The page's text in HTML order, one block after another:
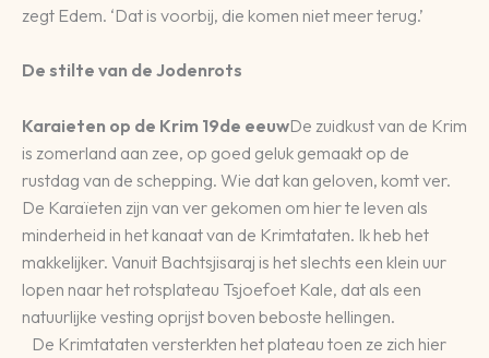
zegt Edem. ‘Dat is voorbij, die komen niet meer terug.’
De stilte van de Jodenrots
Karaieten op de Krim 19de eeuwDe zuidkust van de Krim
is zomerland aan zee, op goed geluk gemaakt op de
rustdag van de schepping. Wie dat kan geloven, komt ver.
De Karaïeten zijn van ver gekomen om hier te leven als
minderheid in het kanaat van de Krimtataten. Ik heb het
makkelijker. Vanuit Bachtsjisaraj is het slechts een klein uur
lopen naar het rotsplateau Tsjoefoet Kale, dat als een
natuurlijke vesting oprijst boven beboste hellingen.
De Krimtataten versterkten het plateau toen ze zich hier